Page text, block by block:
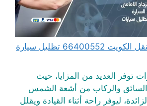
تظليل سيارات متنقل الكويت 66400552 تظليل سيارة
توفر العديد من المزايا، حيث
والركاب من أشعة الشمس
ليوفر راحة أثناء القيادة ويقلل